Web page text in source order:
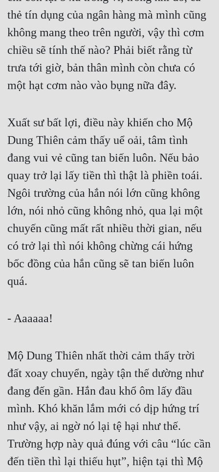
Đông Phương
Đông Phương Huyền Huyễn
Đồng Nhân
Ngự Thú
Truyện Nam
Truyện Nữ
Vô Địch Lưu
Xây Dựng Thế Lực
Đam Mỹ
Đẹp Hiệp
Tính Cách Nhân Vật :
Sát Phạt Quyết Đoán
Điềm Đạm
thẻ tín dụng của ngân hàng mà mình cũng
không mang theo trên người, vậy thì cơm
chiều sẽ tính thế nào? Phải biết rằng từ
trưa tới giờ, bản thân mình còn chưa có
một hạt cơm nào vào bụng nữa đây.
Xuất sư bất lợi, điều này khiến cho Mộ
Dung Thiên cảm thấy uể oải, tâm tình
đang vui vẻ cũng tan biến luôn. Nếu bảo
quay trở lại lấy tiền thì thật là phiền toái.
Ngôi trường của hắn nói lớn cũng không
lớn, nói nhỏ cũng không nhỏ, qua lại một
chuyến cũng mất rất nhiều thời gian, nếu
có trở lại thì nói không chừng cái hứng
bốc đồng của hắn cũng sẽ tan biến luôn
quá.
- Aaaaaa!
Mộ Dung Thiên nhất thời cảm thấy trời
đất xoay chuyển, ngày tận thế dường như
đang đến gần. Hắn đau khổ ôm lấy đầu
mình. Khó khăn lắm mới có dịp hứng trí
như vậy, ai ngờ nó lại tệ hại như thế.
Trường hợp này quả đúng với câu “lúc cần
đến tiền thì lại thiếu hụt”, hiện tại thì Mộ